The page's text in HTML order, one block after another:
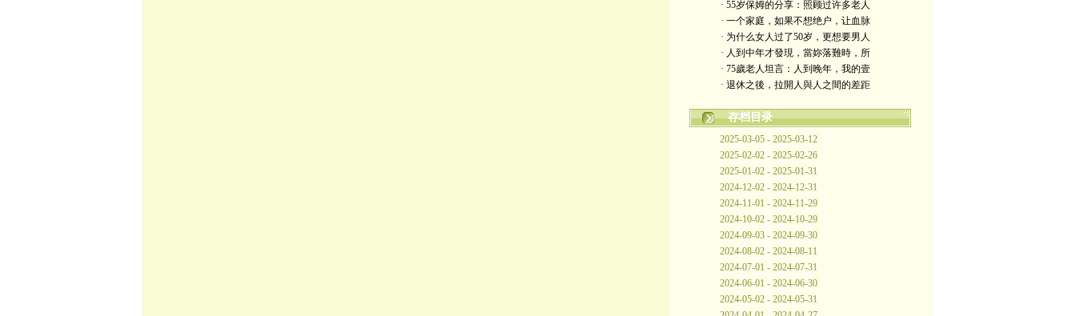
· 55岁保姆的分享：照顾过许多老人
· 一个家庭，如果不想绝户，让血脉
· 为什么女人过了50岁，更想要男人
· 人到中年才發現，當妳落難時，所
· 75歲老人坦言：人到晚年，我的壹
· 退休之後，拉開人與人之間的差距
存档目录
2025-03-05 - 2025-03-12
2025-02-02 - 2025-02-26
2025-01-02 - 2025-01-31
2024-12-02 - 2024-12-31
2024-11-01 - 2024-11-29
2024-10-02 - 2024-10-29
2024-09-03 - 2024-09-30
2024-08-02 - 2024-08-11
2024-07-01 - 2024-07-31
2024-06-01 - 2024-06-30
2024-05-02 - 2024-05-31